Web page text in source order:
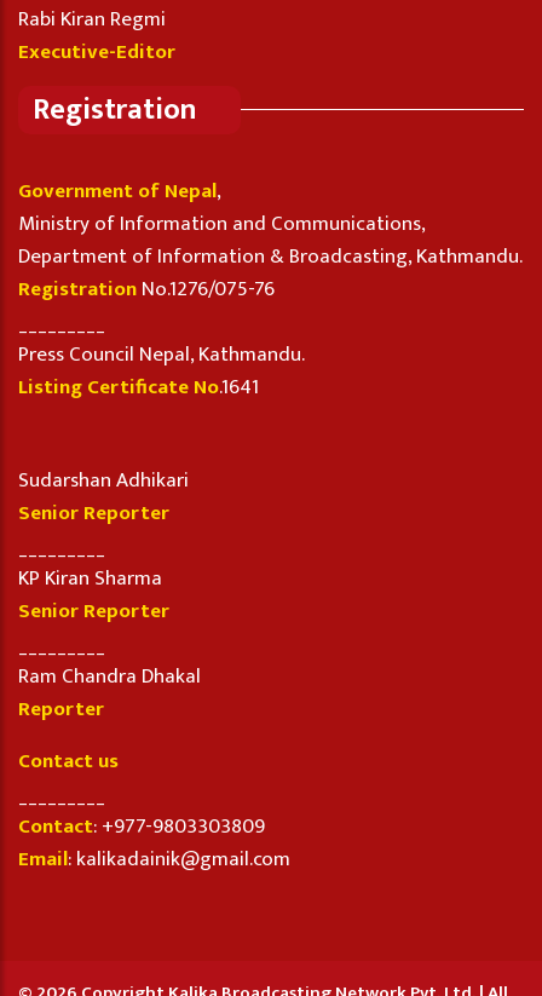
Rabi Kiran Regmi
Executive-Editor
Registration
Government of Nepal,
Ministry of Information and Communications,
Department of Information & Broadcasting, Kathmandu.
RegistrationNo.1276/075-76
Press Council Nepal, Kathmandu.
Listing Certificate No.1641
Sudarshan Adhikari
Senior Reporter
KP Kiran Sharma
Senior Reporter
Ram Chandra Dhakal
Reporter
Contact us
Contact: +977-9803303809
Email: kalikadainik@gmail.com